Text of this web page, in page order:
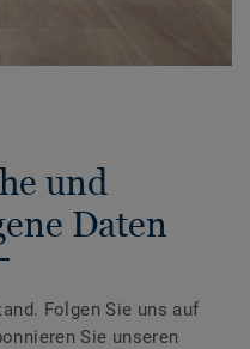
und
Daten
Folgen Sie uns auf
Sie unseren